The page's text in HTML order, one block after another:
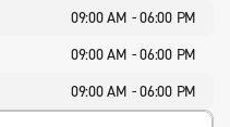
09:00 AM - 06:00 PM
09:00 AM - 06:00 PM
09:00 AM - 06:00 PM